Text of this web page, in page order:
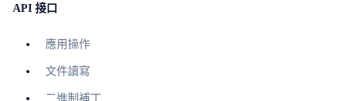
API 接口
應用操作
文件讀寫
二進制補丁